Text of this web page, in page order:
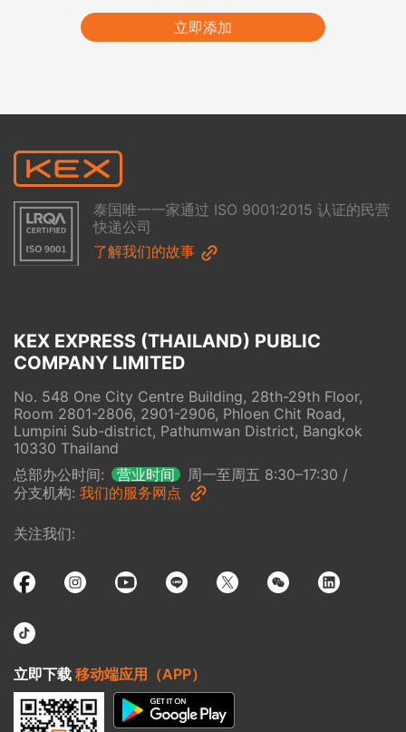
立即添加
泰国唯一一家通过 ISO 9001:2015 认证的民营
快递公司
了解我们的故事
KEX EXPRESS (THAILAND) PUBLIC
COMPANY LIMITED
No. 548 One City Centre Building, 28th-29th Floor,
Room 2801-2806, 2901-2906, Phloen Chit Road,
Lumpini Sub-district, Pathumwan District, Bangkok
10330 Thailand
总部办公时间: 营业时间 周一至周五 8:30–17:30 /
分支机构: 我们的服务网点
关注我们:
立即下载 移动端应用（APP）